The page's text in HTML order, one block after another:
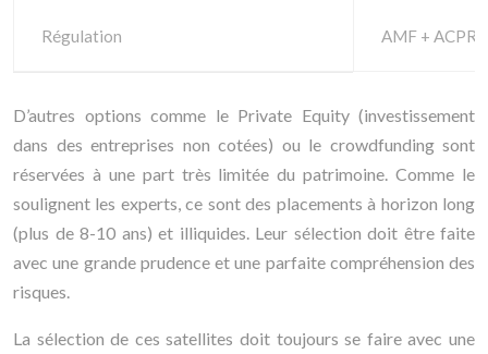
Régulation AMF + ACPR
D’autres options comme le Private Equity (investissement
dans des entreprises non cotées) ou le crowdfunding sont
réservées à une part très limitée du patrimoine. Comme le
soulignent les experts, ce sont des placements à horizon long
(plus de 8-10 ans) et illiquides. Leur sélection doit être faite
avec une grande prudence et une parfaite compréhension des
risques.
La sélection de ces satellites doit toujours se faire avec une